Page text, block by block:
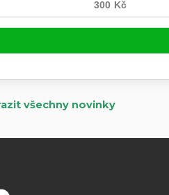
všechny novinky